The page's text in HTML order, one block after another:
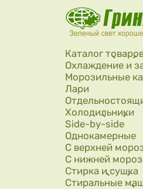
Перейти к основному
Каталог
Охлаждение и
Морозильные
Лари
Холодильники
Side-by-side
Однокамерные
С верхней
С нижней
Стирка и сушка
Стиральные